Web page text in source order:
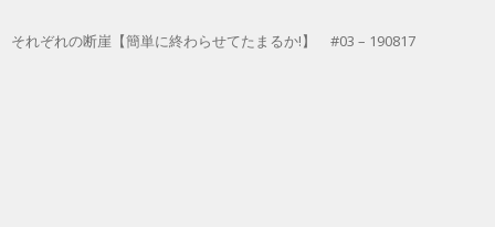
それぞれの断崖【簡単に終わらせてたまるか!】 #03 – 190817